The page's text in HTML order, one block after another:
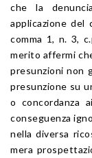
che la
applicazione del
comma 1, n. 3,
merito affermi
presunzioni non
presunzione su
o concordanza
conseguenza
nella diversa
mera